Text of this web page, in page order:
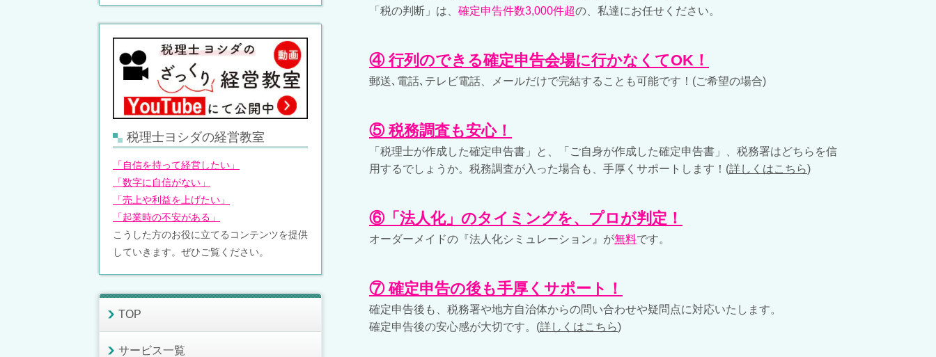
「税の判断」は、 確定申告件数3,000件超の、私達にお任せください。
④ 行列のできる確定申告会場に行かなくてOK！
郵送､電話､テレビ電話、メールだけで完結することも可能です！(ご希望の場合)
⑤ 税務調査も安心！
「税理士が作成した確定申告書」と、「ご自身が作成した確定申告書」、税務署はどちらを信
用するでしょうか。税務調査が入った場合も、手厚くサポートします！(詳しくはこちら)
⑥「法人化」のタイミングを、プロが判定！
オーダーメイドの『法人化シミュレーション』が無料です。
⑦ 確定申告の後も手厚くサポート！
確定申告後も、税務署や地方自治体からの問い合わせや疑問点に対応いたします。
確定申告後の安心感が大切です。(詳しくはこちら)
税理士ヨシダの経営教室
「自信を持って経営したい」
「数字に自信がない」
「売上や利益を上げたい」
「起業時の不安がある」
こうした方のお役に立てるコンテンツを提供
していきます。ぜひご覧ください。
TOP
サービス一覧